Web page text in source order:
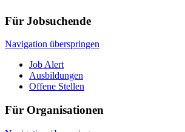
Für Jobsuchende
Navigation überspringen
Job Alert
Ausbildungen
Offene Stellen
Für Organisationen